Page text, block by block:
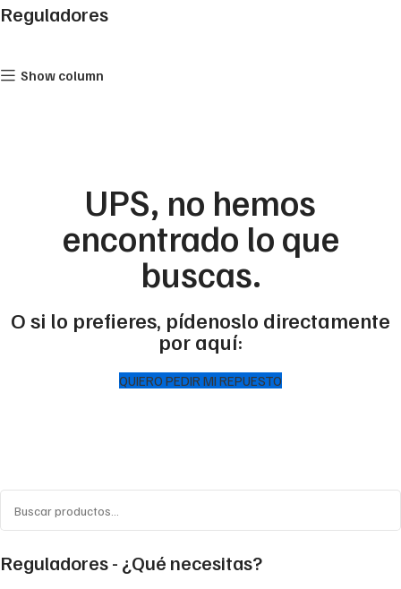
Reguladores
Show column
UPS, no hemos
encontrado lo que
buscas.
O si lo prefieres, pídenoslo directamente
por aquí:
QUIERO PEDIR MI REPUESTO
Reguladores - ¿Qué necesitas?